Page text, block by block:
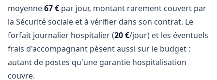
moyenne67 € par jour, montant rarement couvert par
la Sécurité sociale et à vérifier dans son contrat. Le
forfait journalier hospitalier (20 €/jour) et les éventuels
frais d'accompagnant pèsent aussi sur le budget :
autant de postes qu'une garantie hospitalisation
couvre.